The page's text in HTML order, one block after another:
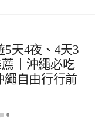
5天4夜、4天3
｜沖繩必吃
繩自由行行前
0